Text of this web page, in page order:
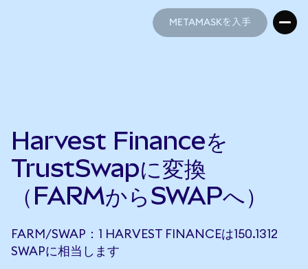
METAMASKを入手
Harvest Financeを
TrustSwapに変換
（FARMからSWAPへ）
FARM/SWAP：1 HARVEST FINANCEは150.1312
SWAPに相当します